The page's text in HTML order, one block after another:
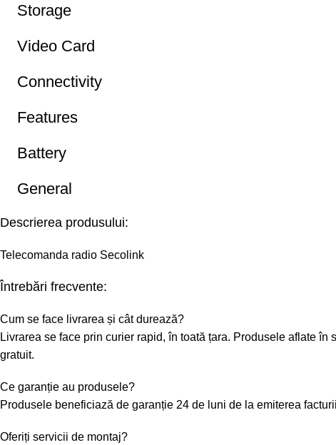
Storage
Video Card
Connectivity
Features
Battery
General
Descrierea produsului:
Telecomanda radio Secolink
Întrebări frecvente:
Cum se face livrarea și cât durează?
Livrarea se face prin curier rapid, în toată țara. Produsele aflate
gratuit.
Ce garanție au produsele?
Produsele beneficiază de garanție 24 de luni de la emiterea
Oferiți servicii de montaj?